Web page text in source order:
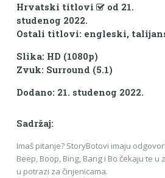
Hrvatski titlovi
od 21.
studenog 2022.
Ostali titlovi: engleski,
Slika: HD (1080p)
Zvuk: Surround (5.1)
Dodano: 21. studenog 2022.
Sadržaj:
Imaš pitanje? StoryBotovi imaju
Beep, Boop, Bing, Bang i Bo čekaju te
u potrazi za činjenicama.